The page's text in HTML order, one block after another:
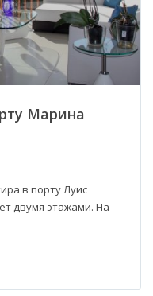
Марина
в порту Луис
двумя этажами. На